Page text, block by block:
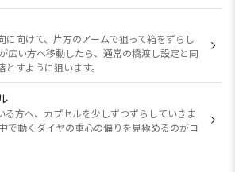
に向けて、片方のアームで狙って箱をずらし
広い方へ移動したら、通常の橋渡し設定と同
すように狙います。
る方へ、カプセルを少しずつずらしていきま
で動くダイヤの重心の偏りを見極めるのがコ